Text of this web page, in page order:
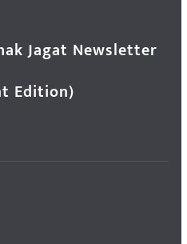
Jagat Newsletter
Edition)